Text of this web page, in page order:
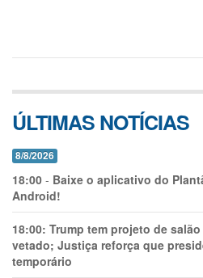
ÚLTIMAS NOTÍCIAS
8/8/2026
18:00 - Baixe o aplicativo do
Android!
18:00: Trump tem projeto de
vetado; Justiça reforça que
temporário